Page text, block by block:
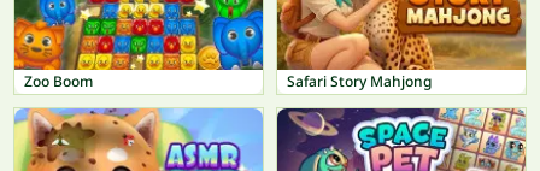
Zoo Boom Safari Story Mahjong